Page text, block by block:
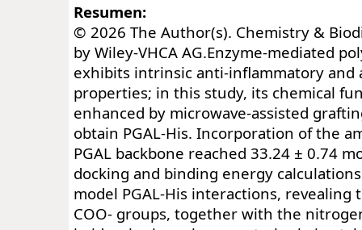
Resumen:
© 2026 The Author(s). Chemistry &
by Wiley-VHCA AG.Enzyme-mediated
exhibits intrinsic anti-inflammatory and
properties; in this study, its chemical
enhanced by microwave-assisted
obtain PGAL-His. Incorporation of the
PGAL backbone reached 33.24 ± 0.74
docking and binding energy
model PGAL-His interactions, revealing
COO- groups, together with the